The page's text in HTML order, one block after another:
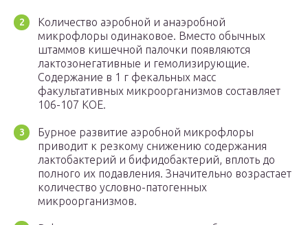
Количество аэробной и анаэробной
микрофлоры одинаковое. Вместо обычных
штаммов кишечной палочки появляются
лактозонегативные и гемолизирующие.
Содержание в 1 г фекальных масс
факультативных микроорганизмов составляет
106-107 КОЕ.
Бурное развитие аэробной микрофлоры
приводит к резкому снижению содержания
лактобактерий и бифидобактерий, вплоть до
полного их подавления. Значительно возрастает
количество условно-патогенных
микроорганизмов.